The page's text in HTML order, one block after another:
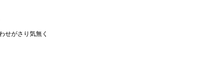
せがさり気無く